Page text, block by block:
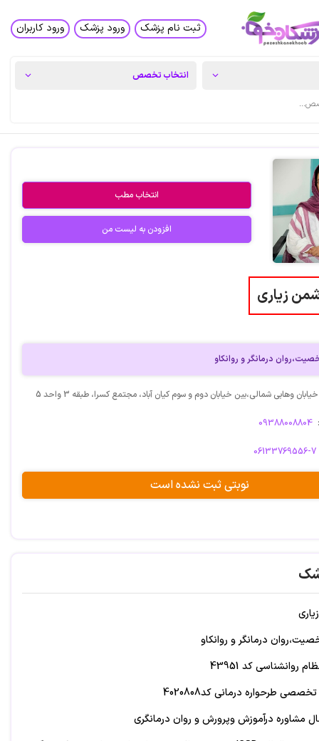
ثبت نام پزشک ورود پزشک ورود کاربران
انتخاب مطب
افزودن به لیست من
زیاری
درمانگر و روانکاو
وهابی شمالی،بین خیابان دوم و سوم کیان آباد، مجتمع کسرا، طبقه 3 واحد 5
09388008804
06133769556-7
نوبتی ثبت نشده است
درمانگر و روانکاو
روانشناسی کد 43951
طرحواره درمانی کد4020808